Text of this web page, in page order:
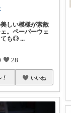
しい模様が素敵
。ペーパーウェ
ても◎ ...
28
いいね